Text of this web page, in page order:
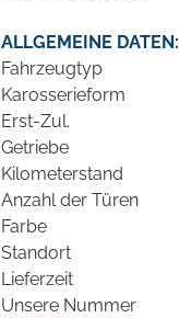
ALLGEMEINE DATEN:
Fahrzeugtyp
Karosserieform
Erst-Zul.
Getriebe
Kilometerstand
Anzahl der Türen
Farbe
Standort
Lieferzeit
Unsere Nummer